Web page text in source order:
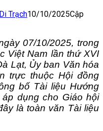
Trạch10/10/2025Cập
07/10/2025, trong
Việt Nam lần thứ XVI
Lạt, Ủy ban Văn hóa
trực thuộc Hội đồng
bố Tài liệu Hướng
dụng cho Giáo hội
là toàn văn Tài liệu